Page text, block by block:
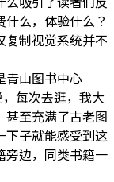
么，体验什么？
复制视觉系统并不
青山图书中心
每次去逛，我大
甚至充满了古老图
下子就能感受到这
旁边，同类书籍一